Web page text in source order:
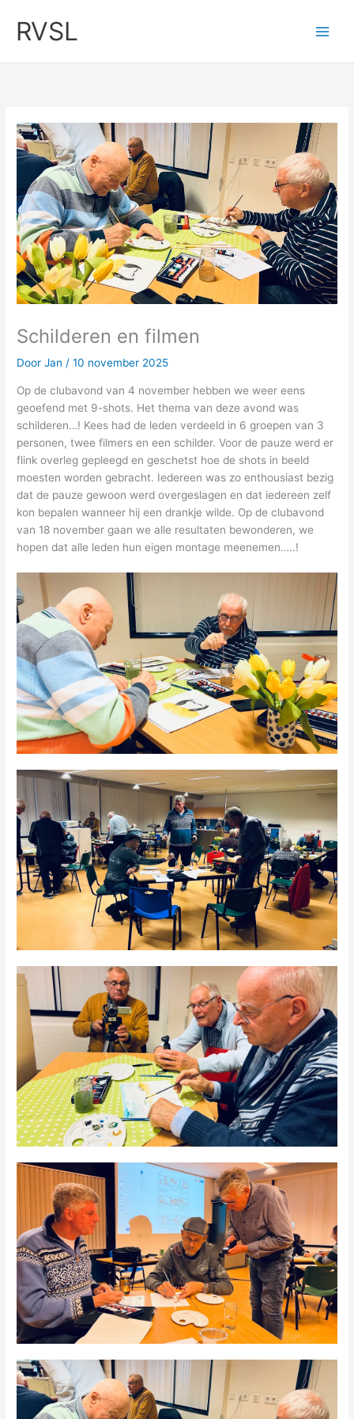
naar
inhoud
RVSL
Schilderen en filmen
DoorJan /10 november 2025
Op de clubavond van 4 november hebben we weer eens
geoefend met 9-shots. Het thema van deze avond was
schilderen…! Kees had de leden verdeeld in 6 groepen van 3
personen, twee filmers en een schilder. Voor de pauze werd er
flink overleg gepleegd en geschetst hoe de shots in beeld
moesten worden gebracht. Iedereen was zo enthousiast bezig
dat de pauze gewoon werd overgeslagen en dat iedereen zelf
kon bepalen wanneer hij een drankje wilde. Op de clubavond
van 18 november gaan we alle resultaten bewonderen, we
hopen dat alle leden hun eigen montage meenemen…..!